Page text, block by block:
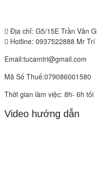
Địa chỉ: G5/15E Trần Văn
Hotline: 0937522888 Mr Trí
Email:tucamtri@gmail.com
Mã Số Thuế:079086001580
Thời gian làm việc: 8h- 6h tối
Video hướng dẫn